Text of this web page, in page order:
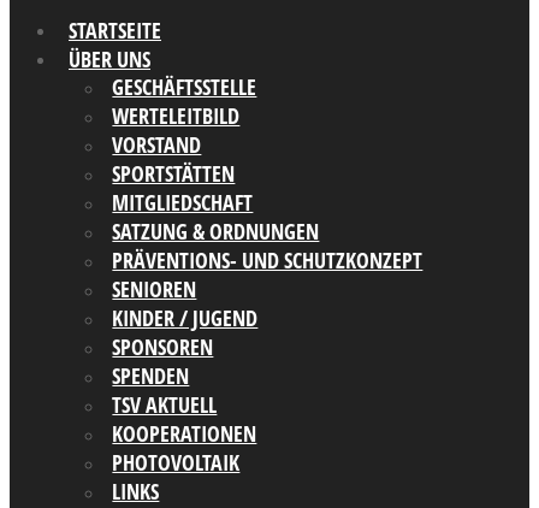
STARTSEITE
ÜBER UNS
GESCHÄFTSSTELLE
WERTELEITBILD
VORSTAND
SPORTSTÄTTEN
MITGLIEDSCHAFT
SATZUNG & ORDNUNGEN
PRÄVENTIONS- UND SCHUTZKONZEPT
SENIOREN
KINDER / JUGEND
SPONSOREN
SPENDEN
TSV AKTUELL
KOOPERATIONEN
PHOTOVOLTAIK
LINKS